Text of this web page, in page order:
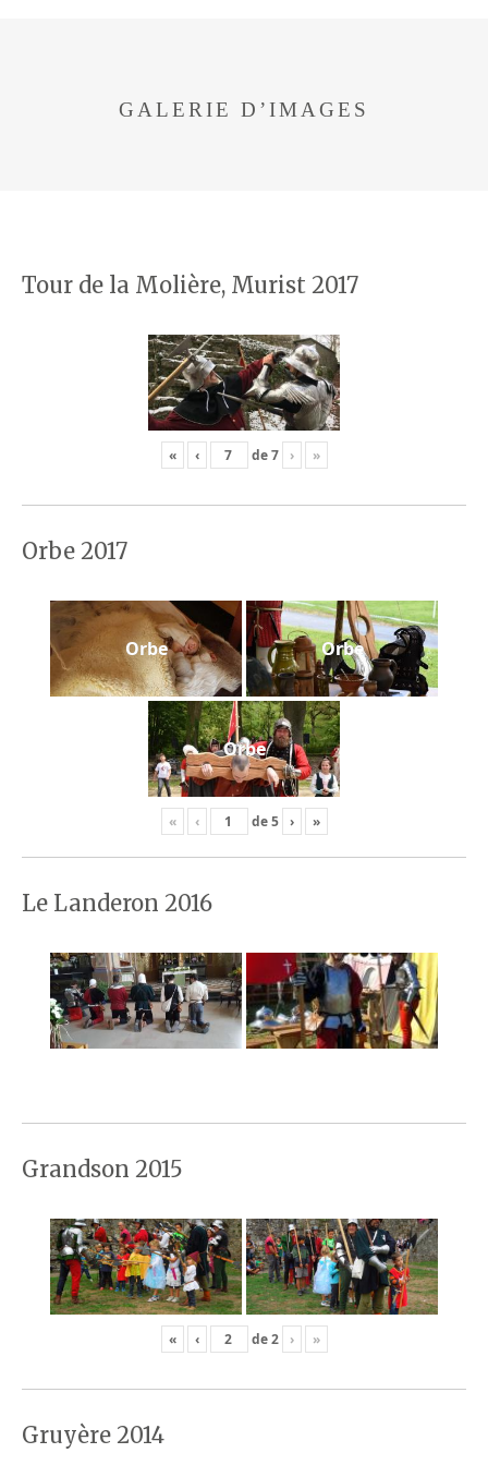
GALERIE D’IMAGES
Tour de la Molière, Murist 2017
« ‹ de7 › »
Orbe 2017
Orbe Orbe
Orbe
« ‹ de5 › »
Le Landeron 2016
Grandson 2015
« ‹ de2 › »
Gruyère 2014